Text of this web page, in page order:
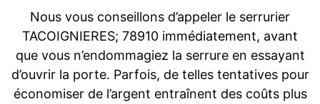
Nous vous conseillons d’appeler le serrurier
TACOIGNIERES; 78910 immédiatement, avant
que vous n’endommagiez la serrure en essayant
d’ouvrir la porte. Parfois, de telles tentatives pour
économiser de l’argent entraînent des coûts plus